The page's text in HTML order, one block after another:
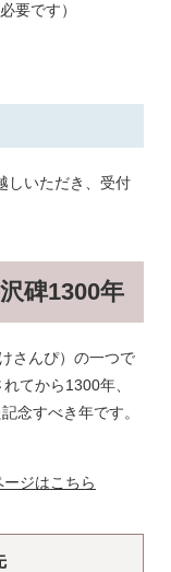
要です）
しいただき、受付
碑1300年
さんぴ）の一つで
てから1300年、
念すべき年です。
ジはこちら